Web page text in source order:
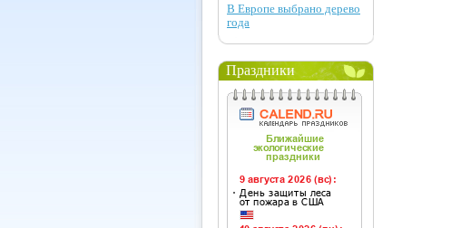
В Европе выбрано дерево
года
Праздники